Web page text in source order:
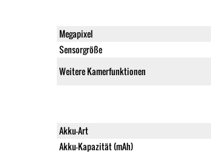
Megapixel
Sensorgröße
Weitere Kamerfunktionen
Akku-Art
Akku-Kapazität (mAh)